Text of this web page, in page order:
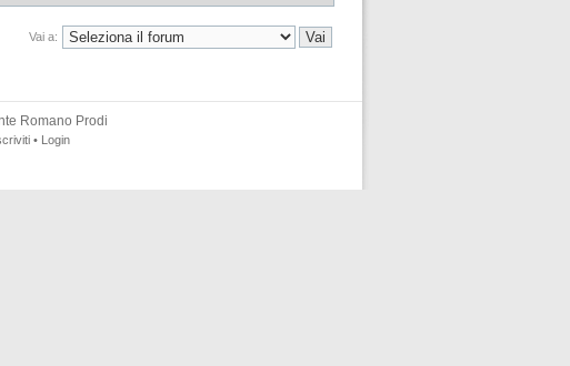
Vai a:
Romano Prodi
• Login